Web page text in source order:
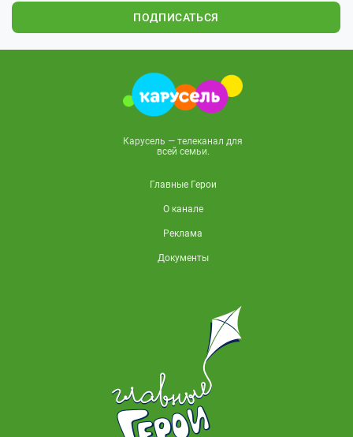
ПОДПИСАТЬСЯ
Карусель — телеканал для
всей семьи.
Главные Герои
О канале
Реклама
Документы